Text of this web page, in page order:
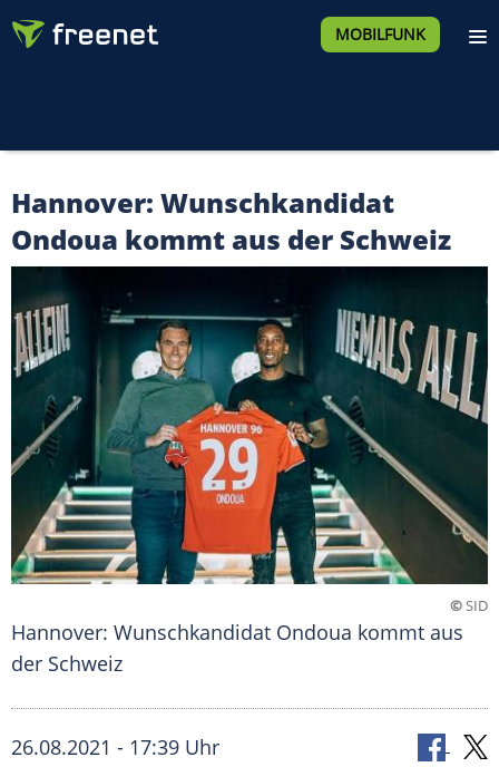
MOBILFUNK
Hannover: Wunschkandidat
Ondoua kommt aus der Schweiz
©SID
Hannover: Wunschkandidat Ondoua kommt aus
der Schweiz
26.08.2021 - 17:39 Uhr